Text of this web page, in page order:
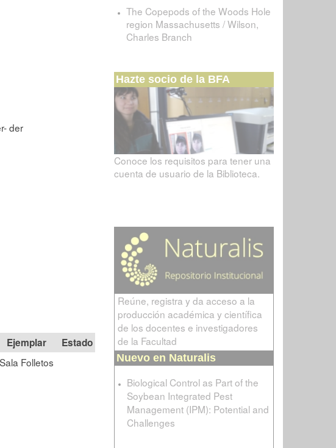
der
Estado
Sala Folletos
The Copepods of the Woods Hole
region Massachusetts / Wilson,
Charles Branch
Hazte socio de la BFA
Conoce los requisitos para tener una
cuenta de usuario de la Biblioteca.
Reúne, registra y da acceso a la
producción académica y científica
de los docentes e investigadores
de la Facultad
Nuevo en Naturalis
Biological Control as Part of the
Soybean Integrated Pest
Management (IPM): Potential and
Challenges